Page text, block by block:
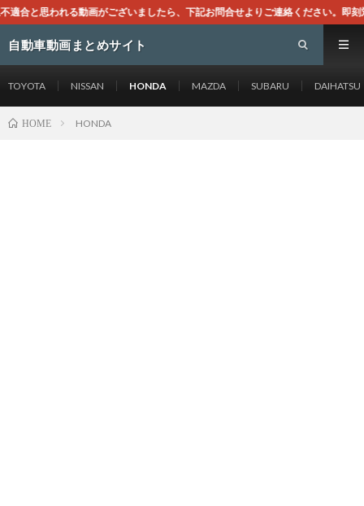
がございましたら、下記お問合せよりご連絡ください。即刻対処させて頂
自動車動画まとめサイト
TOYOTA NISSAN HONDA MAZDA SUBARU DAIHATSU
HOME HONDA